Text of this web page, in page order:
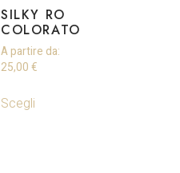
SILKY RO
COLORATO
A partire da:
25,00 €
Scegli